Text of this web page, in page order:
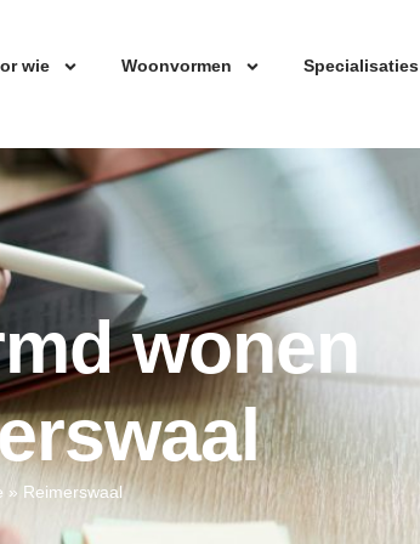
wie Woonvormen Specialisaties
wonen
» Reimerswaal